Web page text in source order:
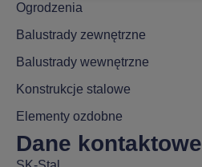
Ogrodzenia
Balustrady zewnętrzne
Balustrady wewnętrzne
Konstrukcje stalowe
Elementy ozdobne
Dane kontaktowe